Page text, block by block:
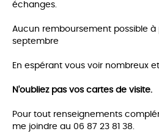
échanges.
Aucun remboursement possible à
septembre
En espérant vous voir nombreux
N'oubliez pas vos cartes de visite.
Pour tout renseignements
me joindre au 06 87 23 81 38.